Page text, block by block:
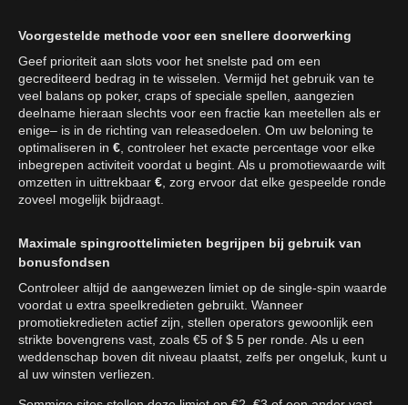
Voorgestelde methode voor een snellere doorwerking
Geef prioriteit aan slots voor het snelste pad om een
gecrediteerd bedrag in te wisselen. Vermijd het gebruik van te
veel balans op poker, craps of speciale spellen, aangezien
deelname hieraan slechts voor een fractie kan meetellen als er
enige– is in de richting van releasedoelen. Om uw beloning te
optimaliseren in € , controleer het exacte percentage voor elke
inbegrepen activiteit voordat u begint. Als u promotiewaarde wilt
omzetten in uittrekbaar € , zorg ervoor dat elke gespeelde ronde
zoveel mogelijk bijdraagt.
Maximale spingroottelimieten begrijpen bij gebruik van
bonusfondsen
Controleer altijd de aangewezen limiet op de single-spin waarde
voordat u extra speelkredieten gebruikt. Wanneer
promotiekredieten actief zijn, stellen operators gewoonlijk een
strikte bovengrens vast, zoals €5 of $ 5 per ronde. Als u een
weddenschap boven dit niveau plaatst, zelfs per ongeluk, kunt u
al uw winsten verliezen.